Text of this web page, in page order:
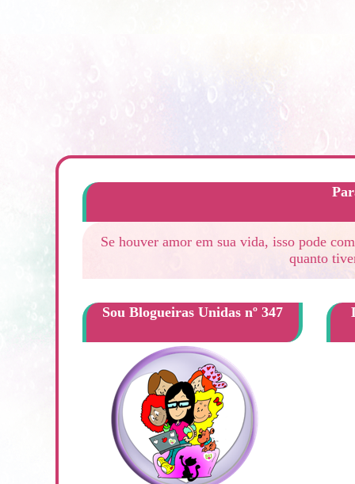
Se houver amor em sua vida, isso pode
quanto
Sou Blogueiras Unidas nº 347